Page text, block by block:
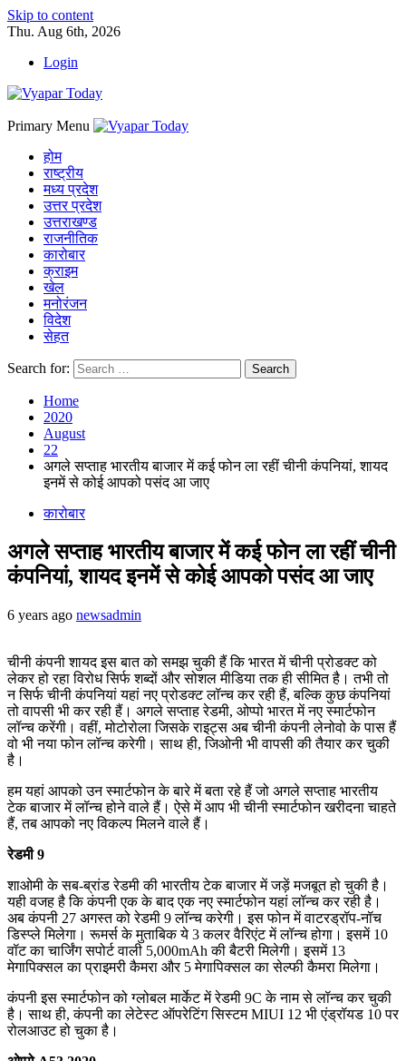
Skip to content
Thu. Aug 6th, 2026
Login
Primary Menu
होम
राष्ट्रीय
मध्य प्रदेश
उत्तर प्रदेश
उत्तराखण्ड
राजनीतिक
कारोबार
क्राइम
खेल
मनोरंजन
विदेश
सेहत
Search for:
Home
2020
August
22
अगले सप्ताह भारतीय बाजार में कई फोन ला रहीं चीनी कंपनियां, शायद
इनमें से कोई आपको पसंद आ जाए
कारोबार
अगले सप्ताह भारतीय बाजार में कई फोन ला रहीं चीनी
कंपनियां, शायद इनमें से कोई आपको पसंद आ जाए
6 years ago newsadmin
चीनी कंपनी शायद इस बात को समझ चुकी हैं कि भारत में चीनी प्रोडक्ट को
लेकर हो रहा विरोध सिर्फ शब्दों और सोशल मीडिया तक ही सीमित है। तभी तो
न सिर्फ चीनी कंपनियां यहां नए प्रोडक्ट लॉन्च कर रही हैं, बल्कि कुछ कंपनियां
तो वापसी भी कर रही हैं। अगले सप्ताह रेडमी, ओप्पो भारत में नए स्मार्टफोन
लॉन्च करेंगी। वहीं, मोटोरोला जिसके राइट्स अब चीनी कंपनी लेनोवो के पास हैं
वो भी नया फोन लॉन्च करेगी। साथ ही, जिओनी भी वापसी की तैयार कर चुकी
है।
हम यहां आपको उन स्मार्टफोन के बारे में बता रहे हैं जो अगले सप्ताह भारतीय
टेक बाजार में लॉन्च होने वाले हैं। ऐसे में आप भी चीनी स्मार्टफोन खरीदना चाहते
हैं, तब आपको नए विकल्प मिलने वाले हैं।
रेडमी 9
शाओमी के सब-ब्रांड रेडमी की भारतीय टेक बाजार में जड़ें मजबूत हो चुकी है।
यही वजह है कि कंपनी एक के बाद एक नए स्मार्टफोन यहां लॉन्च कर रही है।
अब कंपनी 27 अगस्त को रेडमी 9 लॉन्च करेगी। इस फोन में वाटरड्रॉप-नॉच
डिस्प्ले मिलेगा। रूमर्स के मुताबिक ये 3 कलर वैरिएंट में लॉन्च होगा। इसमें 10
वॉट का चार्जिंग सपोर्ट वाली 5,000mAh की बैटरी मिलेगी। इसमें 13
मेगापिक्सल का प्राइमरी कैमरा और 5 मेगापिक्सल का सेल्फी कैमरा मिलेगा।
कंपनी इस स्मार्टफोन को ग्लोबल मार्केट में रेडमी 9C के नाम से लॉन्च कर चुकी
है। साथ ही, कंपनी का लेटेस्ट ऑपरेटिंग सिस्टम MIUI 12 भी एंड्रॉयड 10 पर
रोलआउट हो चुका है।